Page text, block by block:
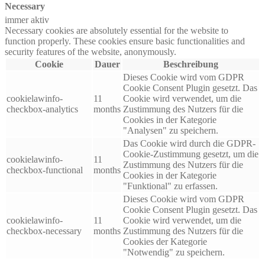
Necessary
immer aktiv
Necessary cookies are absolutely essential for the website to
function properly. These cookies ensure basic functionalities and
security features of the website, anonymously.
Cookie
Dauer Beschreibung
cookielawinfo-
checkbox-analytics
11
months
Dieses Cookie wird vom GDPR
Cookie Consent Plugin gesetzt. Das
Cookie wird verwendet, um die
Zustimmung des Nutzers für die
Cookies in der Kategorie
"Analysen" zu speichern.
cookielawinfo-
checkbox-functional
11
months
Das Cookie wird durch die GDPR-
Cookie-Zustimmung gesetzt, um die
Zustimmung des Nutzers für die
Cookies in der Kategorie
"Funktional" zu erfassen.
cookielawinfo-
checkbox-necessary
11
months
Dieses Cookie wird vom GDPR
Cookie Consent Plugin gesetzt. Das
Cookie wird verwendet, um die
Zustimmung des Nutzers für die
Cookies der Kategorie
"Notwendig" zu speichern.